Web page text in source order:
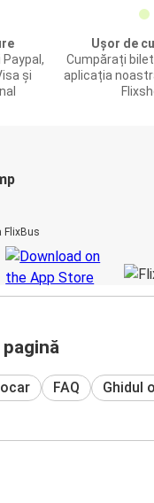
și
Ușor de
Cumpărați
aplicația
FlixBus
FAQ Ghidul